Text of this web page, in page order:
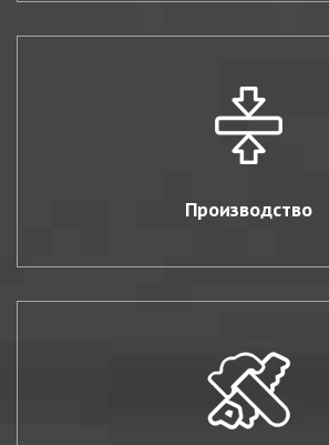
Производство